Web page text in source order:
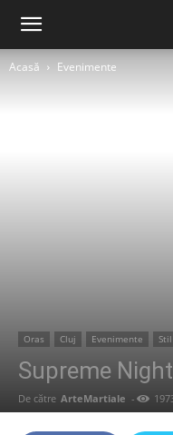
Acasă Evenimente
Oras Cluj Evenimente
Supreme
De către ArteMartiale -